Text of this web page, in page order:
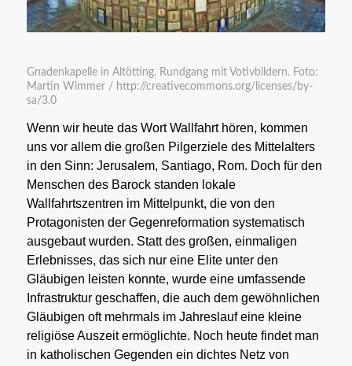
Gnadenkapelle in Altötting. Rundgang mit Votivbildern. Foto:
Martin Wimmer / http://creativecommons.org/licenses/by-
sa/3.0
Wenn wir heute das Wort Wallfahrt hören, kommen
uns vor allem die großen Pilgerziele des Mittelalters
in den Sinn: Jerusalem, Santiago, Rom. Doch für den
Menschen des Barock standen lokale
Wallfahrtszentren im Mittelpunkt, die von den
Protagonisten der Gegenreformation systematisch
ausgebaut wurden. Statt des großen, einmaligen
Erlebnisses, das sich nur eine Elite unter den
Gläubigen leisten konnte, wurde eine umfassende
Infrastruktur geschaffen, die auch dem gewöhnlichen
Gläubigen oft mehrmals im Jahreslauf eine kleine
religiöse Auszeit ermöglichte. Noch heute findet man
in katholischen Gegenden ein dichtes Netz von